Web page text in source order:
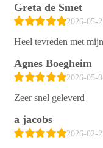
Greta de Smet
2026-05-
Heel tevreden met
Agnes Boegheim
2026-05-
Zeer snel geleverd
a jacobs
2026-02-